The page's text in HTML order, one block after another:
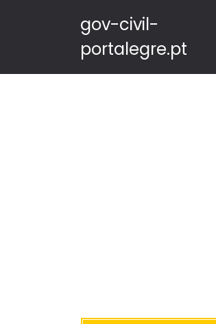
gov-civil-
portalegre.pt